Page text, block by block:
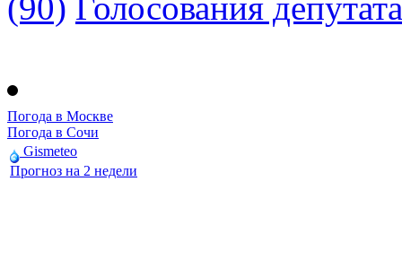
(90) Голосования депутата
Погода в Москве
Погода в Сочи
Gismeteo
Прогноз на 2 недели